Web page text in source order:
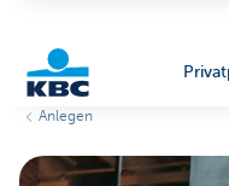
Anlegen